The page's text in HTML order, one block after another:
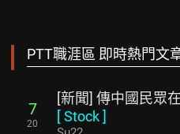
PTT職涯區 即時熱門文
7
20
[新聞] 傳中國民眾
[Stock]